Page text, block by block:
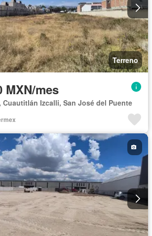
Terreno
MXN/mes
Cuautitlán Izcalli, San José del Puente